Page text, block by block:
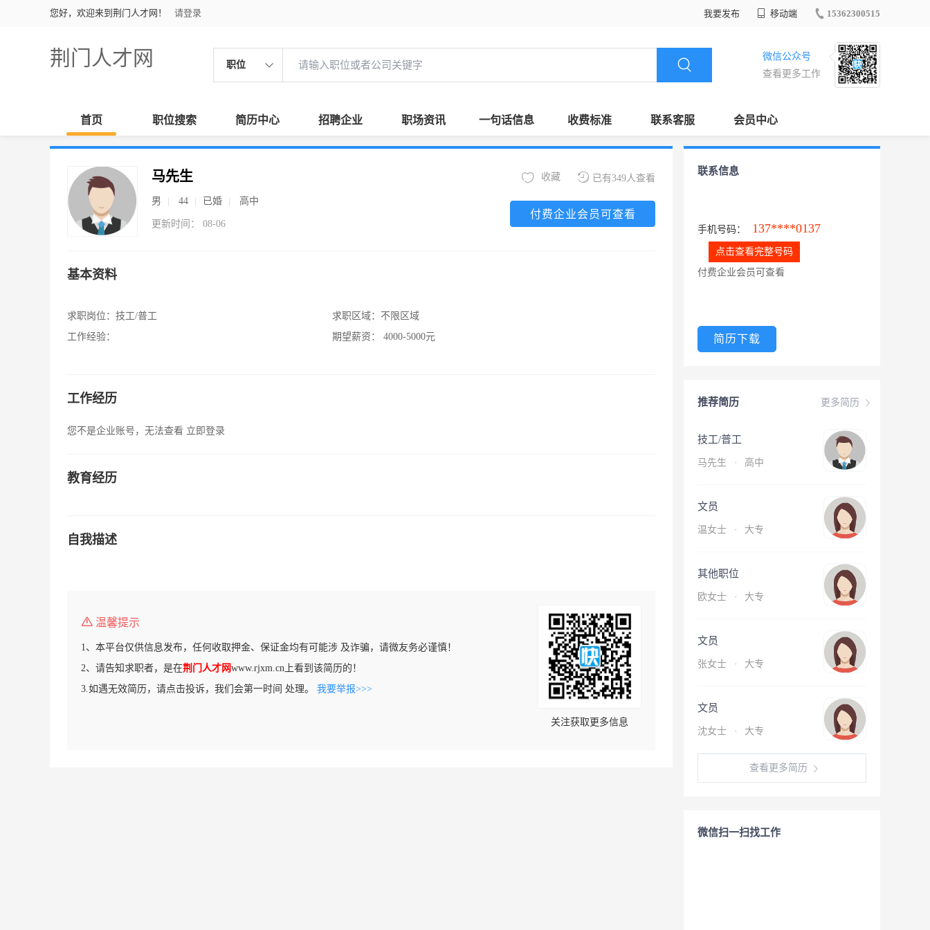
您好，欢迎来到荆门人才网！ 请登录 我要发布 移动端 15362300515
荆门人才网 职位
微信公众号
查看更多工作
首页 职位搜索 简历中心 招聘企业 职场资讯 一句话信息 收费标准 联系客服 会员中心
马先生
男 44 已婚 高中
更新时间： 08-06
已有349人查看
收藏
付费企业会员可查看
基本资料
求职岗位： 技工/普工
工作经验：
求职区域： 不限区域
期望薪资：
4000-5000元
工作经历
您不是企业账号，无法查看 立即登录
教育经历
自我描述
温馨提示
1、本平台仅供信息发布，任何收取押金、保证金均有可能涉 及诈骗，请微友务必谨慎！
2、请告知求职者，是在荆门人才网www.rjxm.cn上看到该简历的！
3.如遇无效简历，请点击投诉，我们会第一时间 处理。 我要举报>>>
关注获取更多信息
联系信息
手机号码： 137****0137
点击查看完整号码
付费企业会员可查看
简历下载
更多简历
推荐简历
技工/普工
马先生 · 高中
文员
温女士 · 大专
其他职位
欧女士 · 大专
文员
张女士 · 大专
文员
沈女士 · 大专
查看更多简历
微信扫一扫找工作